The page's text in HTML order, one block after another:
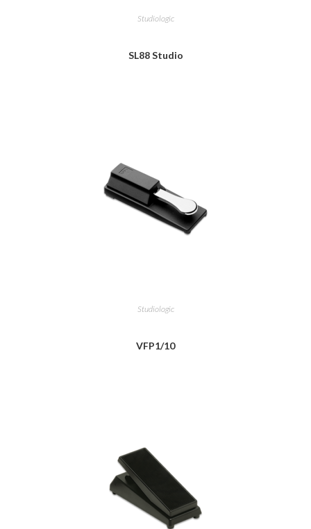
Studiologic
SL88 Studio
Studiologic
VFP1/10